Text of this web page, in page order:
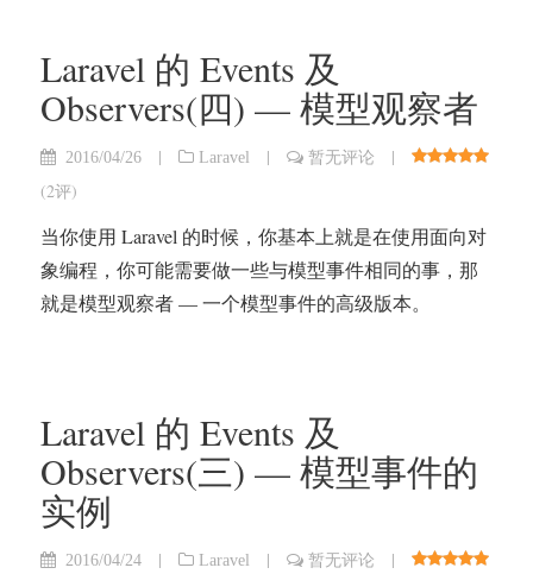
Laravel 的 Events 及
Observers(四) — 模型观察者
2016/04/26 | Laravel | 暂无评论
|
(2评)
当你使用 Laravel 的时候，你基本上就是在使用面向对
象编程，你可能需要做一些与模型事件相同的事，那
就是模型观察者 — 一个模型事件的高级版本。
Laravel 的 Events 及
Observers(三) — 模型事件的
实例
2016/04/24 | Laravel | 暂无评论
|